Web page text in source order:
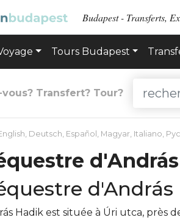
Budapest - Transferts,
Tours Budapest
Transfert? Tour?
, Deutsch, Español , Magyar, Italiano,
Hadik est située à Úri utca, près